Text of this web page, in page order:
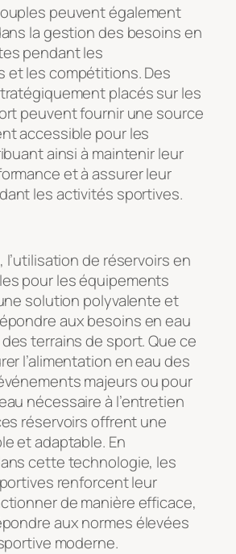
peuvent également
la gestion des besoins en
pendant les
et les compétitions. Des
placés sur les
peuvent fournir une source
accessible pour les
ainsi à maintenir leur
et à assurer leur
les activités sportives.
l’utilisation de réservoirs en
pour les équipements
solution polyvalente et
aux besoins en eau
terrains de sport. Que ce
l’alimentation en eau des
majeurs ou pour
nécessaire à l’entretien
réservoirs offrent une
et adaptable. En
cette technologie, les
renforcent leur
de manière efficace,
aux normes élevées
moderne.